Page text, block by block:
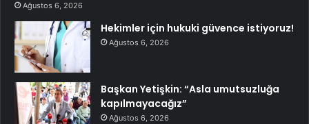
Ağustos 6, 2026
Hekimler için hukuki güvence istiyoruz!
Ağustos 6, 2026
Başkan Yetişkin: “Asla umutsuzluğa
kapılmayacağız”
Ağustos 6, 2026